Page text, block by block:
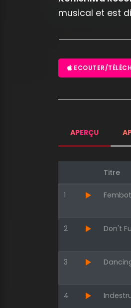
musical et est
ECOUTER/
APERÇU
Titre
1 Fembot
2 Don't
3
4